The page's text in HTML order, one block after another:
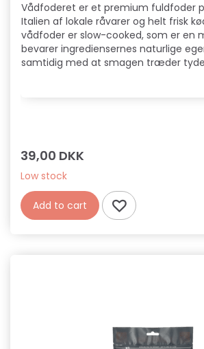
Vådfoderet er et premium fuldfoder
Italien af lokale råvarer og helt frisk
vådfoder er slow-cooked, som er en
bevarer ingrediensernes naturlige
samtidig med at smagen træder
39,00 DKK
Low stock
Add to cart